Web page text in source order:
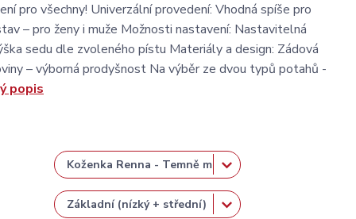
pro všechny! Univerzální provedení: Vhodná spíše pro
– pro ženy i muže Možnosti nastavení: Nastavitelná
sedu dle zvoleného pístu Materiály a design: Zádová
– výborná prodyšnost Na výběr ze dvou typů potahů -
popis